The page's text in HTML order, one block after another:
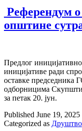
Референдум
општине
Предлог
иницијативе ради
оставке председника
одборницима
за петак 20. јун.
Published June 19, 2025
Categorized as Друштво